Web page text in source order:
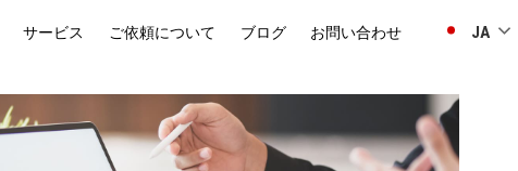
サービス ご依頼について ブログ お問い合わせ JA